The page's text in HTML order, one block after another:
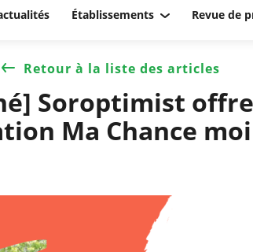
Établissements Revue de
Retour à la liste des articles
Soroptimist offre
Ma Chance